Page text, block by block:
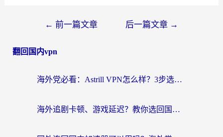
← 前一篇文章 后一篇文章 →
翻回国内vpn
海外党必看：Astrill VPN怎么样？3步选对回国加速器实现无缝刷剧玩游戏
海外追剧卡顿、游戏延迟？教你选回国加速器，附免费加速器试用一小时福利